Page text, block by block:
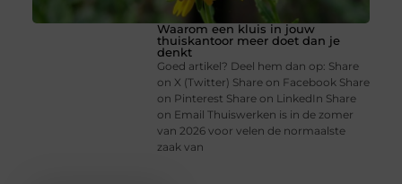
Waarom een kluis in jouw
thuiskantoor meer doet dan je
denkt
Goed artikel? Deel hem dan op: Share
on X (Twitter) Share on Facebook Share
on Pinterest Share on LinkedIn Share
on Email Thuiswerken is in de zomer
van 2026 voor velen de normaalste
zaak van